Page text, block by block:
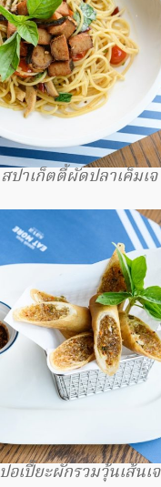
สปาเก็ตตี้ผัดปลาเค็มเจ
ปอเปี๊ยะผักรวมวุ้นเส้นเจ